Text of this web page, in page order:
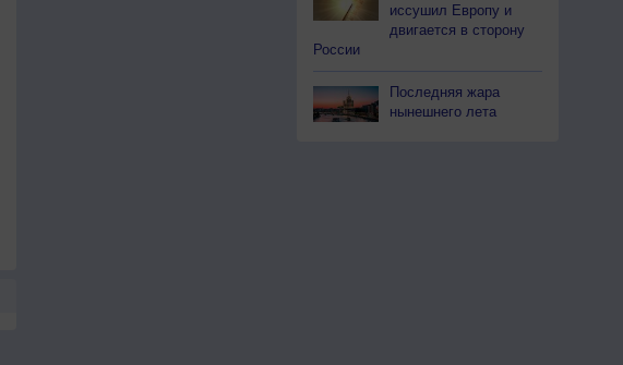
иссушил Европу и
двигается в сторону
России
Последняя жара
нынешнего лета